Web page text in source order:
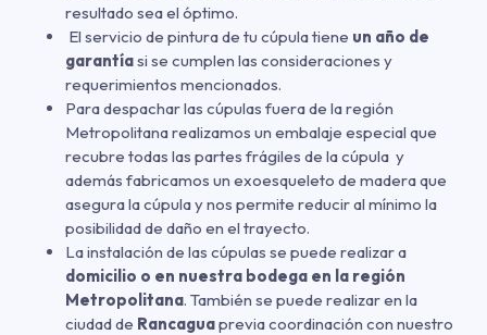
resultado sea el óptimo.
El servicio de pintura de tu cúpula tiene un año de
garantíasi se cumplen las consideraciones y
requerimientos mencionados.
Para despachar las cúpulas fuera de la región
Metropolitana realizamos un embalaje especial que
recubre todas las partes frágiles de la cúpula y
además fabricamos un exoesqueleto de madera que
asegura la cúpula y nos permite reducir al mínimo la
posibilidad de daño en el trayecto.
La instalación de las cúpulas se puede realizar a
domicilio o en nuestra bodega en la región
Metropolitana. También se puede realizar en la
ciudad de Rancaguaprevia coordinación con nuestro